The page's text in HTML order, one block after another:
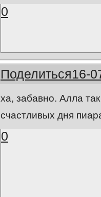
0
Поделиться16-
ха, забавно. Алла
счастливых дня
0